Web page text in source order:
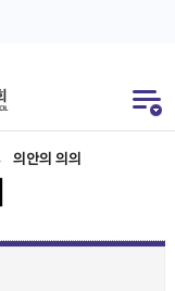
의안의 의의